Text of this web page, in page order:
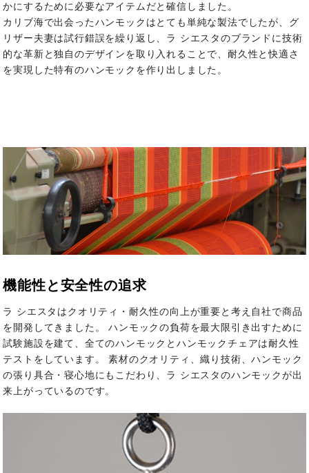
かにするために必要なアイテムだと確信しました。
カリブ海で出会ったハンモックはとても単純な製法でしたが、グ
リザー夫妻は試行錯誤を繰り返し、ラ シエスタのブランドに技術
的な革新と独自のデザインを取り入れることで、耐久性と快適さ
を実現した特有のハンモックを作り出しました。
機能性と安全性の追求
ラ シエスタはクオリティ・耐久性の向上が重要と考え自社で商品
を開発してきました。 ハンモックの負荷を最大限引き出すために
試験施設を建て、全てのハンモックとハンモックチェアは耐久性
テストをしています。 素材のクオリティ、織り技術、ハンモック
の張り具合・寝心地にもこだわり、ラ シエスタのハンモックが出
来上がっているのです。